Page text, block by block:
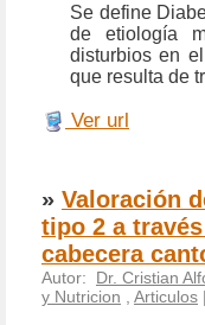
Se define
de etiología
disturbios en
que resulta de
Ver url
» Valoración
tipo 2 a
cabecera
Autor: Dr. Cristian
y Nutricion
Articulos |